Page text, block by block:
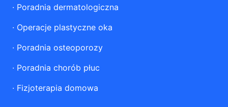
· Poradnia dermatologiczna
· Operacje plastyczne oka
· Poradnia osteoporozy
· Poradnia chorób płuc
· Fizjoterapia domowa